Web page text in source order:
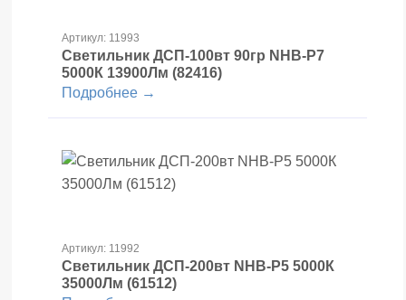
Артикул: 11993
Светильник ДСП-100вт 90гр NHB-P7
5000К 13900Лм (82416)
Подробнее →
Артикул: 11992
Светильник ДСП-200вт NHB-P5 5000К
35000Лм (61512)